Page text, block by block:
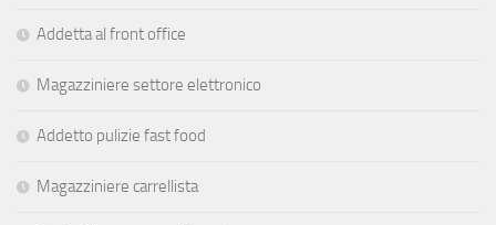
Addetta al front office
Magazziniere settore elettronico
Addetto pulizie fast food
Magazziniere carrellista